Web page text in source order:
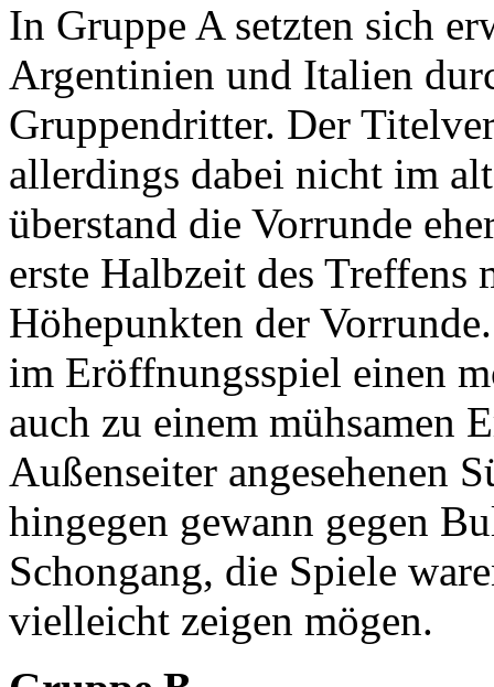
In Gruppe A setzten sich
Argentinien und Italien
Gruppendritter. Der
allerdings dabei nicht im
überstand die Vorrunde
erste Halbzeit des
Höhepunkten der
im Eröffnungsspiel einen
auch zu einem mühsamen
Außenseiter angesehenen
hingegen gewann gegen
Schongang, die Spiele
vielleicht zeigen mögen.